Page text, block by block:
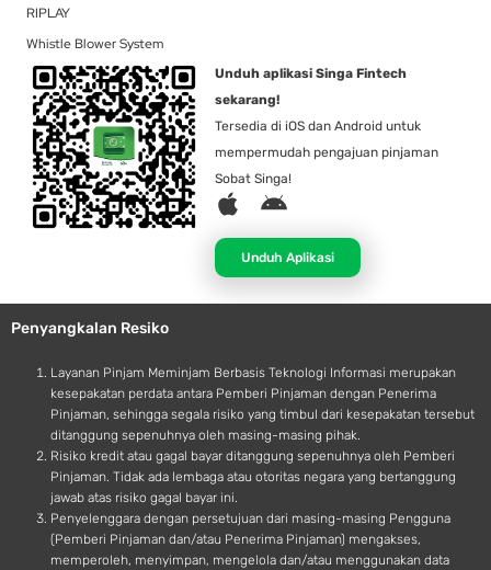
RIPLAY
Whistle Blower System
Unduh aplikasi Singa Fintech
sekarang!
Tersedia di iOS dan Android untuk
mempermudah pengajuan pinjaman
Sobat Singa!
A
p
l
e
A
d
r
o
d
Unduh Aplikasi
Penyangkalan Resiko
Layanan Pinjam Meminjam Berbasis Teknologi Informasi merupakan
kesepakatan perdata antara Pemberi Pinjaman dengan Penerima
Pinjaman, sehingga segala risiko yang timbul dari kesepakatan tersebut
ditanggung sepenuhnya oleh masing-masing pihak.
Risiko kredit atau gagal bayar ditanggung sepenuhnya oleh Pemberi
Pinjaman. Tidak ada lembaga atau otoritas negara yang bertanggung
jawab atas risiko gagal bayar ini.
Penyelenggara dengan persetujuan dari masing-masing Pengguna
(Pemberi Pinjaman dan/atau Penerima Pinjaman) mengakses,
memperoleh, menyimpan, mengelola dan/atau menggunakan data